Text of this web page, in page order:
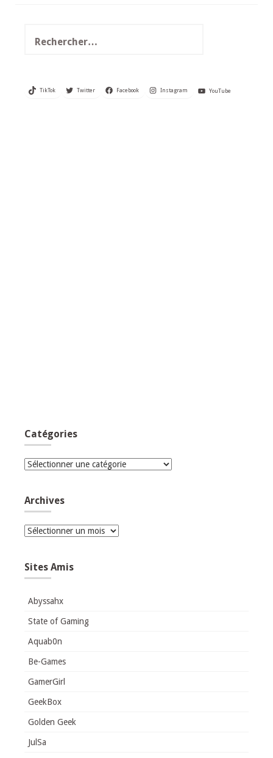
TikTok Twitter Facebook Instagram YouTube
Catégories
Catégories
Archives
Archives
Sites Amis
Abyssahx
State of Gaming
Aquab0n
Be-Games
GamerGirl
GeekBox
Golden Geek
JulSa